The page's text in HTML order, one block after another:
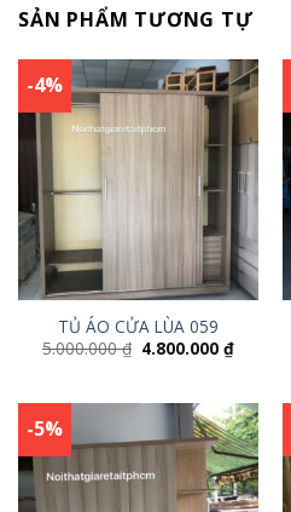
SẢN PHẨM TƯƠNG TỰ
-4%
TỦ ÁO CỬA LÙA 059
5.000.000₫ 4.800.000₫
-5%